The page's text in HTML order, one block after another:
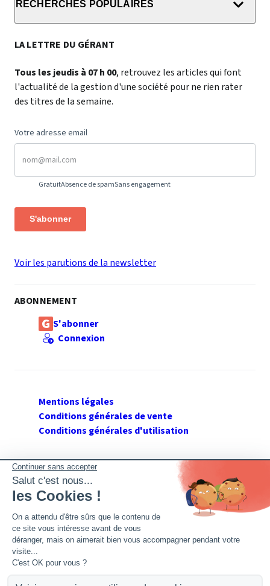
RECHERCHES POPULAIRES
LA LETTRE DU GÉRANT
Tous les jeudis à 07 h 00, retrouvez les articles qui font
l'actualité de la gestion d'une société pour ne rien rater
des titres de la semaine.
Votre adresse email
GratuitAbsence de spamSans engagement
S'abonner
Voir les parutions de la newsletter
ABONNEMENT
S'abonner
Connexion
Mentions légales
Conditions générales de vente
Conditions générales d'utilisation
SUIVEZ GERANT DE SARL
Twitter
Facebook